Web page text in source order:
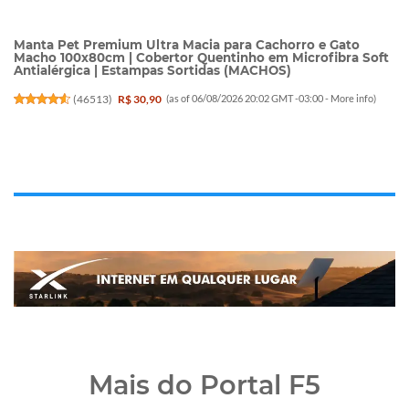
Manta Pet Premium Ultra Macia para Cachorro e Gato
Macho 100x80cm | Cobertor Quentinho em Microfibra Soft
Antialérgica | Estampas Sortidas (MACHOS)
(46513) R$ 30,90 (as of 06/08/2026 20:02 GMT -03:00 - More info)
Mais do Portal F5